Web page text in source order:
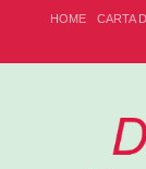
HOME CARTA